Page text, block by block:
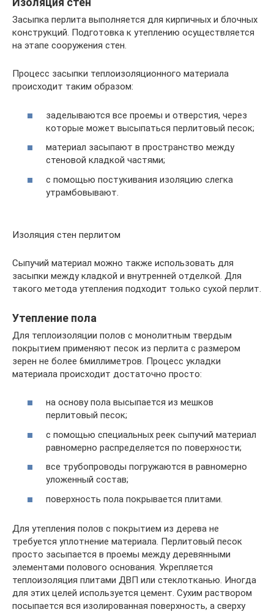
Засыпка перлита выполняется для кирпичных и блочных
конструкций. Подготовка к утеплению осуществляется
на этапе сооружения стен.
Процесс засыпки теплоизоляционного материала
происходит таким образом:
заделываются все проемы и отверстия, через
которые может высыпаться перлитовый песок;
материал засыпают в пространство между
стеновой кладкой частями;
с помощью постукивания изоляцию слегка
утрамбовывают.
Изоляция стен перлитом
Сыпучий материал можно также использовать для
засыпки между кладкой и внутренней отделкой. Для
такого метода утепления подходит только сухой перлит.
Утепление пола
Для теплоизоляции полов с монолитным твердым
покрытием применяют песок из перлита с размером
зерен не более 6миллиметров. Процесс укладки
материала происходит достаточно просто:
на основу пола высыпается из мешков
перлитовый песок;
с помощью специальных реек сыпучий материал
равномерно распределяется по поверхности;
все трубопроводы погружаются в равномерно
уложенный состав;
поверхность пола покрывается плитами.
Для утепления полов с покрытием из дерева не
требуется уплотнение материала. Перлитовый песок
просто засыпается в проемы между деревянными
элементами полового основания. Укрепляется
теплоизоляция плитами ДВП или стеклотканью. Иногда
для этих целей используется цемент. Сухим раствором
посыпается вся изолированная поверхность, а сверху